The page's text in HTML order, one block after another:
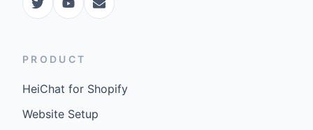
PRODUCT
HeiChat for Shopify
Website Setup